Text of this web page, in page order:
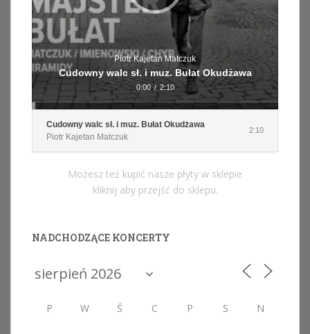
Piotr Kajetan Matczuk
Cudowny walc sł. i muz. Bułat Okudżawa
0:00 / 2:10
Cudowny walc sł. i muz. Bułat Okudżawa
Piotr Kajetan Matczuk
2:10
Możesz też kupić nasze płyty w sklepie
kliknij aby przejść do sklepu.
NADCHODZĄCE KONCERTY
P W Ś C P S N